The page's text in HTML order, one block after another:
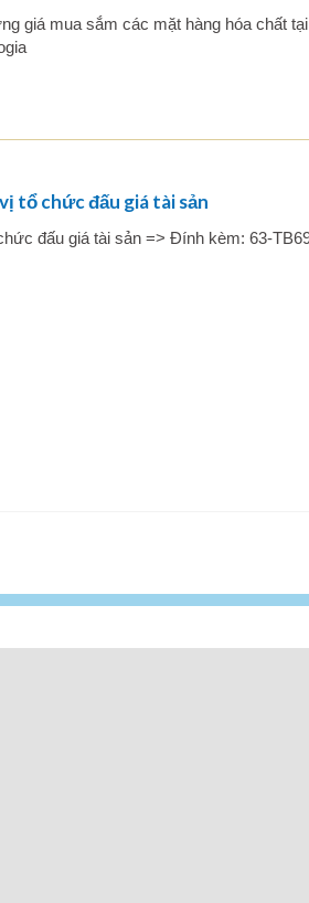
giá mua sắm các mặt hàng hóa chất tại
tổ chức đấu giá tài sản
đấu giá tài sản => Đính kèm: 63-